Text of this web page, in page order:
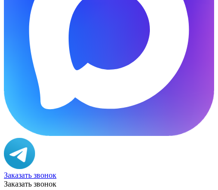
Заказать звонок
Заказать звонок